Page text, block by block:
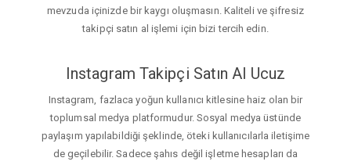
mevzuda içinizde bir kaygı oluşmasın. Kaliteli ve şifresiz
takipçi satın al işlemi için bizi tercih edin.
Instagram Takipçi Satın Al Ucuz
Instagram, fazlaca yoğun kullanıcı kitlesine haiz olan bir
toplumsal medya platformudur. Sosyal medya üstünde
paylaşım yapılabildiği şeklinde, öteki kullanıcılarla iletişime
de geçilebilir. Sadece şahıs değil işletme hesapları da